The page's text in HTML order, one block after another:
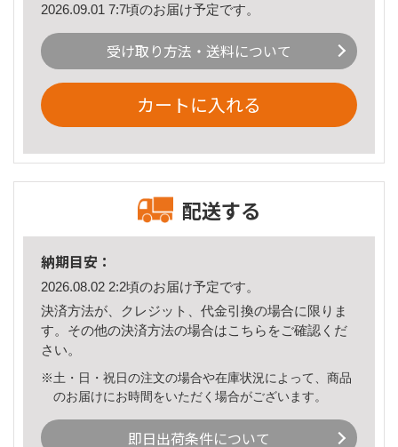
2026.09.01 7:7頃のお届け予定です。
受け取り方法・送料について
カートに入れる
配送する
納期目安：
2026.08.02 2:2頃のお届け予定です。
決済方法が、クレジット、代金引換の場合に限りま
す。その他の決済方法の場合はこちら をご確認くだ
さい。
※土・日・祝日の注文の場合や在庫状況によって、商品
のお届けにお時間をいただく場合がございます。
即日出荷条件について